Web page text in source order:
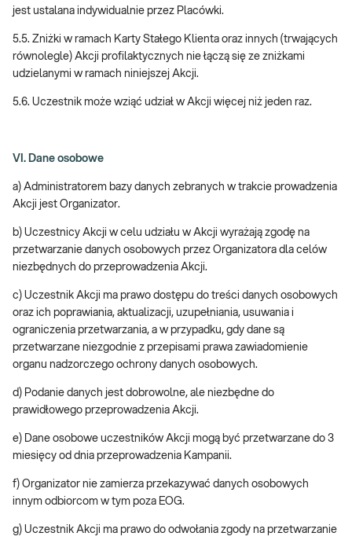
jest ustalana indywidualnie przez Placówki.
5.5. Zniżki w ramach Karty Stałego Klienta oraz innych (trwających
równolegle) Akcji profilaktycznych nie łączą się ze zniżkami
udzielanymi w ramach niniejszej Akcji.
5.6. Uczestnik może wziąć udział w Akcji więcej niż jeden raz.
VI. Dane osobowe
a) Administratorem bazy danych zebranych w trakcie prowadzenia
Akcji jest Organizator.
b) Uczestnicy Akcji w celu udziału w Akcji wyrażają zgodę na
przetwarzanie danych osobowych przez Organizatora dla celów
niezbędnych do przeprowadzenia Akcji.
c) Uczestnik Akcji ma prawo dostępu do treści danych osobowych
oraz ich poprawiania, aktualizacji, uzupełniania, usuwania i
ograniczenia przetwarzania, a w przypadku, gdy dane są
przetwarzane niezgodnie z przepisami prawa zawiadomienie
organu nadzorczego ochrony danych osobowych.
d) Podanie danych jest dobrowolne, ale niezbędne do
prawidłowego przeprowadzenia Akcji.
e) Dane osobowe uczestników Akcji mogą być przetwarzane do 3
miesięcy od dnia przeprowadzenia Kampanii.
f) Organizator nie zamierza przekazywać danych osobowych
innym odbiorcom w tym poza EOG.
g) Uczestnik Akcji ma prawo do odwołania zgody na przetwarzanie